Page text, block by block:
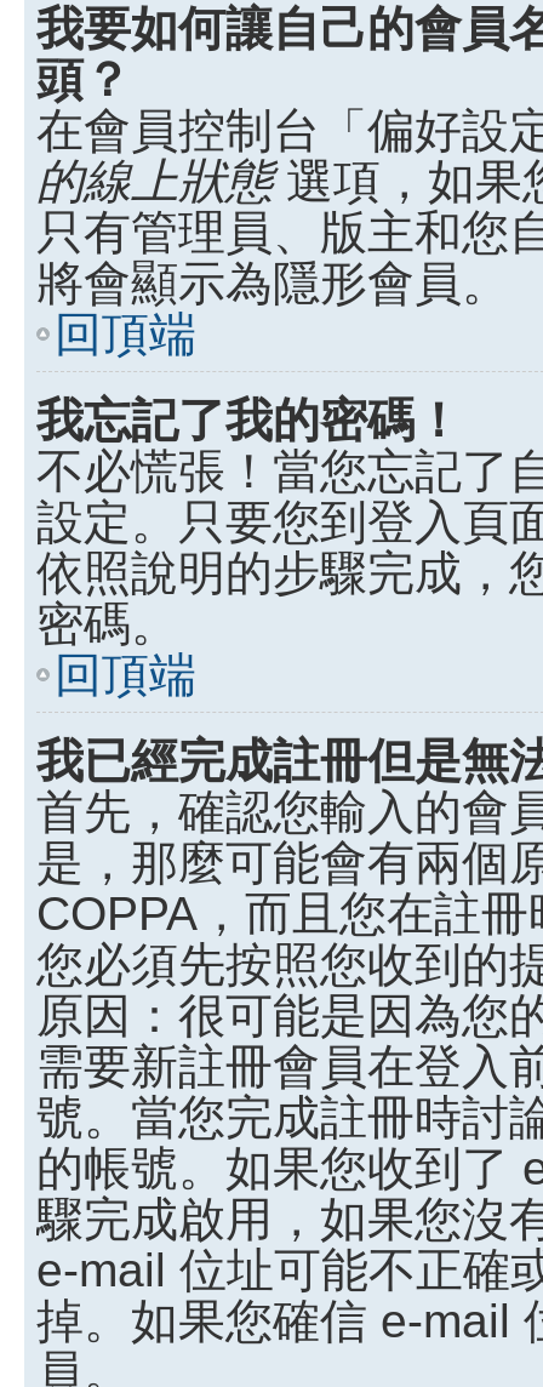
我要如何讓自己的會員
頭？
在會員控制台「偏好設
的線上狀態選項，如果
只有管理員、版主和您
將會顯示為隱形會員。
回頂端
我忘記了我的密碼！
不必慌張！當您忘記了
設定。只要您到登入頁
依照說明的步驟完成，
密碼。
回頂端
我已經完成註冊但是無
首先，確認您輸入的會
是，那麼可能會有兩個
COPPA，而且您在註
您必須先按照您收到的
原因：很可能是因為您
需要新註冊會員在登入
號。當您完成註冊時討
的帳號。如果您收到了
驟完成啟用，如果您沒
e-mail 位址可能不正確
掉。如果您確信 e-mail
員。